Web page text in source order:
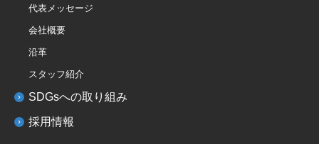
代表メッセージ
会社概要
沿革
スタッフ紹介
SDGsへの取り組み
採用情報